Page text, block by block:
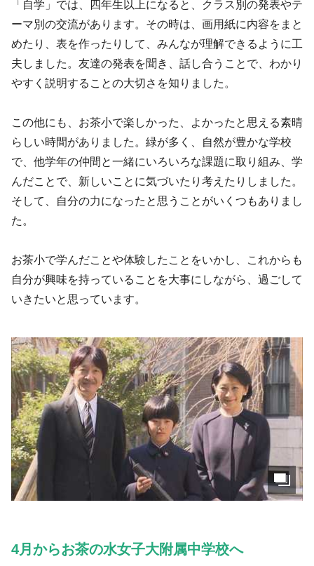
「自学」では、四年生以上になると、クラス別の発表やテ
ーマ別の交流があります。その時は、画用紙に内容をまと
めたり、表を作ったりして、みんなが理解できるように工
夫しました。友達の発表を聞き、話し合うことで、わかり
やすく説明することの大切さを知りました。
この他にも、お茶小で楽しかった、よかったと思える素晴
らしい時間がありました。緑が多く、自然が豊かな学校
で、他学年の仲間と一緒にいろいろな課題に取り組み、学
んだことで、新しいことに気づいたり考えたりしました。
そして、自分の力になったと思うことがいくつもありまし
た。
お茶小で学んだことや体験したことをいかし、これからも
自分が興味を持っていることを大事にしながら、過ごして
いきたいと思っています。
4月からお茶の水女子大附属中学校へ